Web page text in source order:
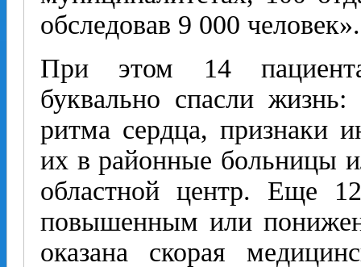
обследовав 9 000 человек».
При этом 14
буквально спасли
ритма сердца, признаки
их в районные больницы
областной центр. Еще
повышенным или
оказана скорая